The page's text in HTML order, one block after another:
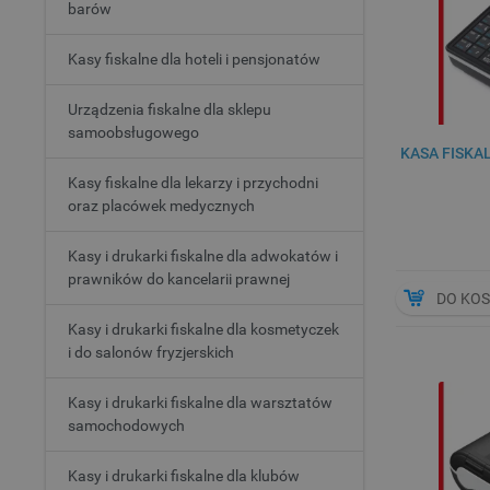
barów
Kasy fiskalne dla hoteli i pensjonatów
Urządzenia fiskalne dla sklepu
samoobsługowego
Kasy fiskalne dla lekarzy i przychodni
oraz placówek medycznych
Kasy i drukarki fiskalne dla adwokatów i
prawników do kancelarii prawnej
Kasy i drukarki fiskalne dla kosmetyczek
i do salonów fryzjerskich
Kasy i drukarki fiskalne dla warsztatów
samochodowych
Kasy i drukarki fiskalne dla klubów
KASA
DO